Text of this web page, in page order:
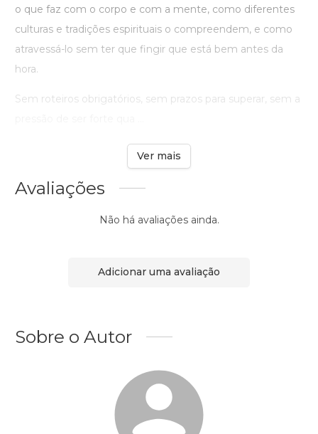
o que faz com o corpo e com a mente, como diferentes
culturas e tradições espirituais o compreendem, e como
atravessá-lo sem ter que fingir que está bem antes da
hora.
Sem roteiros obrigatórios, sem prazos para superar, sem a
Ver mais
Avaliações
Não há avaliações ainda.
Adicionar uma avaliação
Sobre o Autor